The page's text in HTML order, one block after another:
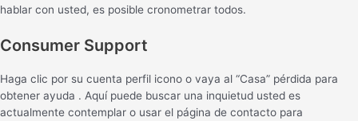
hablar con usted, es posible cronometrar todos.
Consumer Support
Haga clic por su cuenta perfil icono o vaya al “Casa” pérdida para
obtener ayuda . Aquí puede buscar una inquietud usted es
actualmente contemplar o usar el página de contacto para